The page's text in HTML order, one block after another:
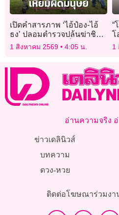
เปิดคำสารภาพ ‘ไอ้ป๋อง-ไอ้
ธง’ ปลอมตำรวจปล้นฆ่าชิง
ทรัพย์ ‘พ่อแม่ลูก-พี่น้อง
1 สิงหาคม 2569 4:05 น.
“
โ
เ
1
อ่านความจริง
ข่าวเดลินิวส์
บทความ
ดวง-หวย
ติดต่อโฆษณาร่วมงา